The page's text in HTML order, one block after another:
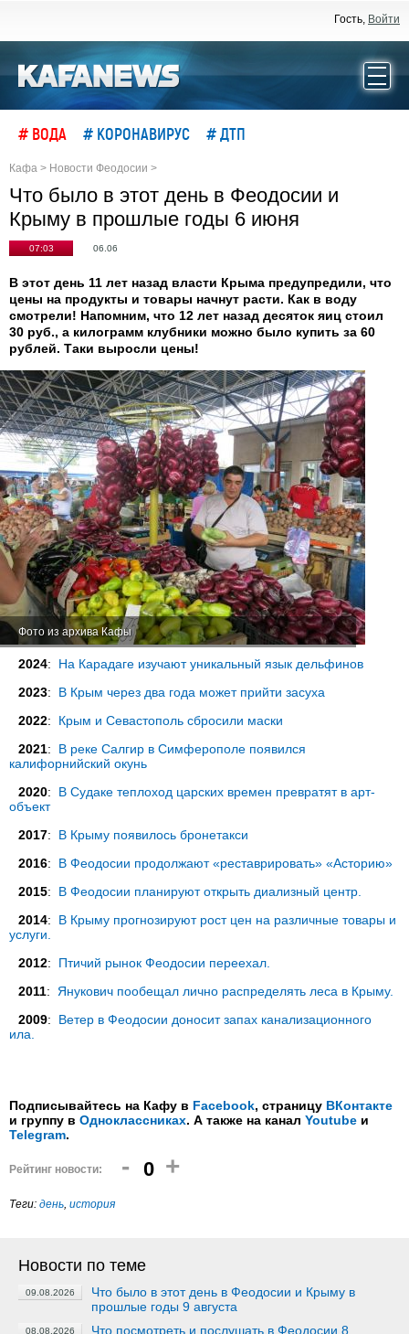
Гость, Войти
# ВОДА # КОРОНАВИРУС # ДТП
Кафа > Новости Феодосии >
Что было в этот день в Феодосии и
Крыму в прошлые годы 6 июня
07:03 06.06
В этот день 11 лет назад власти Крыма предупредили, что
цены на продукты и товары начнут расти. Как в воду
смотрели! Напомним, что 12 лет назад десяток яиц стоил
30 руб., а килограмм клубники можно было купить за 60
рублей. Таки выросли цены!
Фото из архива Кафы
2024: На Карадаге изучают уникальный язык дельфинов
2023: В Крым через два года может прийти засуха
2022: Крым и Севастополь сбросили маски
2021: В реке Салгир в Симферополе появился
калифорнийский окунь
2020: В Судаке теплоход царских времен превратят в арт-
объект
2017: В Крыму появилось бронетакси
2016: В Феодосии продолжают «реставрировать» «Асторию»
2015: В Феодосии планируют открыть диализный центр.
2014: В Крыму прогнозируют рост цен на различные товары и
услуги.
2012: Птичий рынок Феодосии переехал.
2011: Янукович пообещал лично распределять леса в Крыму.
2009: Ветер в Феодосии доносит запах канализационного
ила.
Подписывайтесь на Кафу в Facebook, страницу ВКонтакте
и группу в Одноклассниках. А также на канал Youtube и
Telegram.
Рейтинг новости: - 0 +
Теги: день, история
Новости по теме
09.08.2026
Что было в этот день в Феодосии и Крыму в
прошлые годы 9 августа
08.08.2026
Что посмотреть и послушать в Феодосии 8